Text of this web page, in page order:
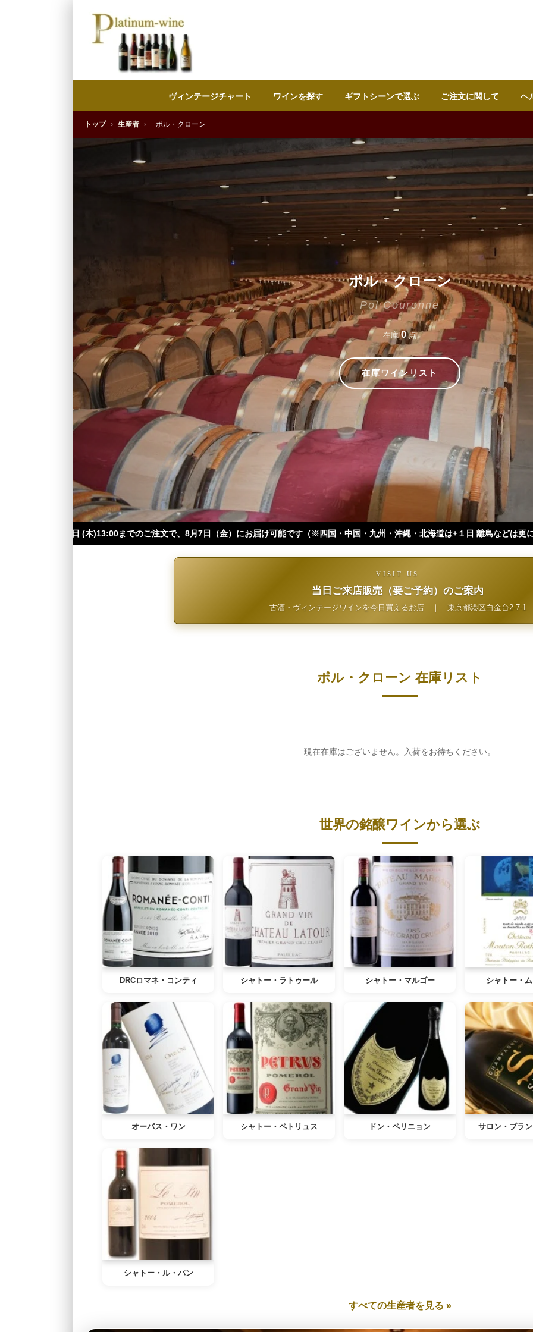
ヴィンテージチャート ワインを探す ギフトシーンで選ぶ ご注文に関して ヘ
トップ › 生産者 › ポル・クローン
ポル・クローン
Pol Couronne
在庫0点
在庫ワインリスト
ご注文で、8月7日（金）にお届け可能です（※四国・中国・九州・沖縄・北海道は+１日 離島などは更に+ となります。）
VISIT US
当日ご来店販売（要ご予約）のご案内
古酒・ヴィンテージワインを今日買えるお店｜ 東京都港区白金台2-7-1
ポル・クローン 在庫リスト
現在在庫はございません。入荷をお待ちください。
世界の銘醸ワインから選ぶ
DRCロマネ・コンティ シャトー・ラトゥール シャトー・マルゴー シャトー・
オーパス・ワン シャトー・ペトリュス ドン・ペリニョン サロン・ブラ
シャトー・ル・パン
すべての生産者を見る »